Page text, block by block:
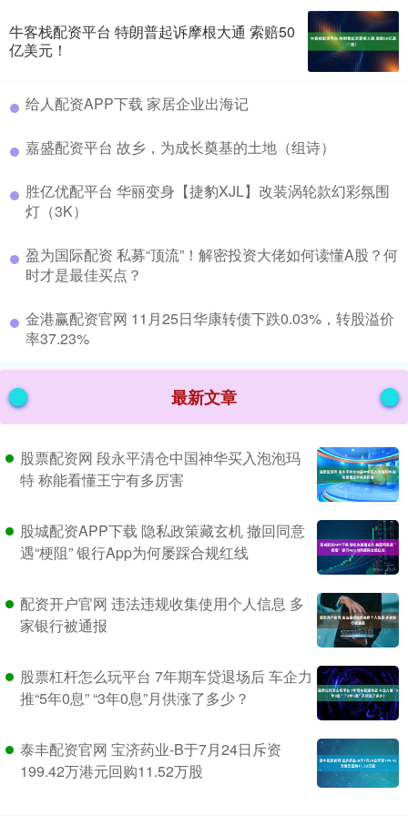
牛客栈配资平台 特朗普起诉摩根大通 索赔50
亿美元！
​给人配资APP下载 家居企业出海记
​嘉盛配资平台 故乡，为成长奠基的土地（组诗）
​胜亿优配平台 华丽变身【捷豹XJL】改装涡轮款幻彩氛围
灯（3K）
​盈为国际配资 私募“顶流”！解密投资大佬如何读懂A股？何
时才是最佳买点？
​金港赢配资官网 11月25日华康转债下跌0.03%，转股溢价
率37.23%
最新文章
股票配资网 段永平清仓中国神华买入泡泡玛
特 称能看懂王宁有多厉害
股城配资APP下载 隐私政策藏玄机 撤回同意
遇“梗阻” 银行App为何屡踩合规红线
配资开户官网 违法违规收集使用个人信息 多
家银行被通报
股票杠杆怎么玩平台 7年期车贷退场后 车企力
推“5年0息” “3年0息”月供涨了多少？
泰丰配资官网 宝济药业-B于7月24日斥资
199.42万港元回购11.52万股